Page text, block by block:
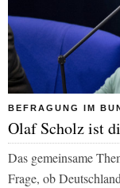
BEFRAGUNG IM
Olaf Scholz ist
Das gemeinsame
Frage, ob